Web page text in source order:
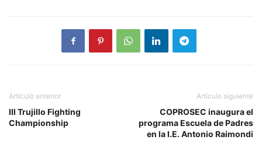
Artículo anterior
III Trujillo Fighting
Championship
Artículo siguiente
COPROSEC inaugura el
programa Escuela de Padres
en la I.E. Antonio Raimondi